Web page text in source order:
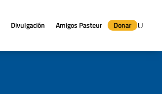
Divulgación Amigos Pasteur Donar